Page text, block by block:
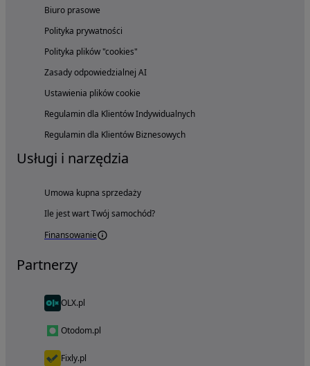
Biuro prasowe
Polityka prywatności
Polityka plików "cookies"
Zasady odpowiedzialnej AI
Ustawienia plików cookie
Regulamin dla Klientów Indywidualnych
Regulamin dla Klientów Biznesowych
Usługi i narzędzia
Umowa kupna sprzedaży
Ile jest wart Twój samochód?
Finansowanie
Partnerzy
OLX.pl
Otodom.pl
Fixly.pl